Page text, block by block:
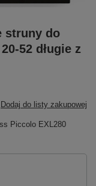
struny do
52 długie z
Dodaj do listy zakupowej
Piccolo EXL280